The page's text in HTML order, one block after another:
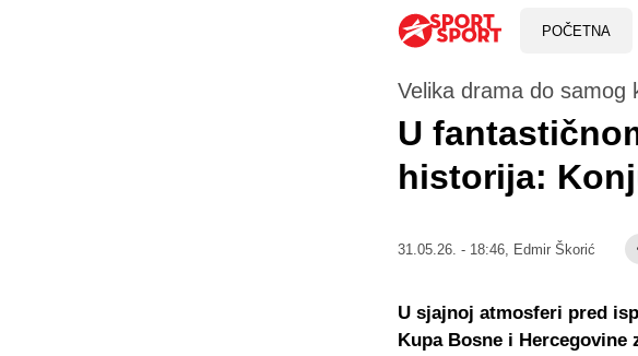
POČETNA
Velika drama do samog
U
historija:
31.05.26. - 18:46, Edmir Škorić
U sjajnoj atmosferi pred
Kupa Bosne i